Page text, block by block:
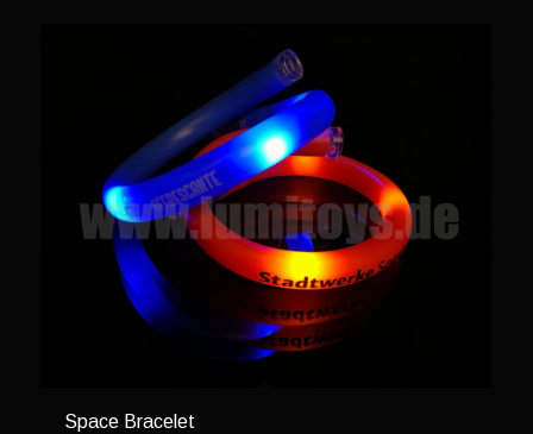
Space Bracelet